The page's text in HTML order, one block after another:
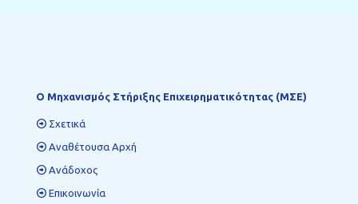
Ο Mηχανισμός Στήριξης Επιχειρηματικότητας (ΜΣΕ)
Σχετικά
Αναθέτουσα Αρχή
Ανάδοχος
Επικοινωνία